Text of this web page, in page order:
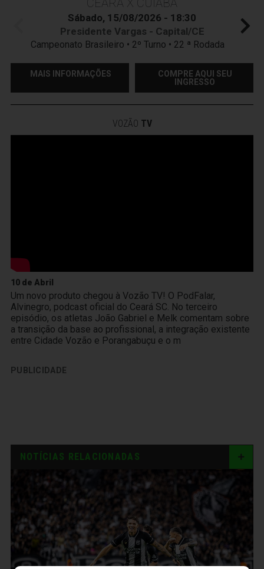
CEARÁ X CUIABÁ
Sábado, 15/08/2026 - 18:30
Presidente Vargas - Capital/CE
Campeonato Brasileiro • 2º Turno • 22 ª Rodada
MAIS INFORMAÇÕES
COMPRE AQUI SEU
INGRESSO
VOZÃO TV
10 de Abril
Um novo produto chegou à Vozão TV! O PodFalar,
Alvinegro, podcast oficial do Ceará SC. No terceiro
episódio, os atletas João Gabriel e Melk comentam sobre
a transição da base ao profissional, a integração existente
entre Cidade Vozão e Porangabuçu e o m
PUBLICIDADE
NOTÍCIAS RELACIONADAS